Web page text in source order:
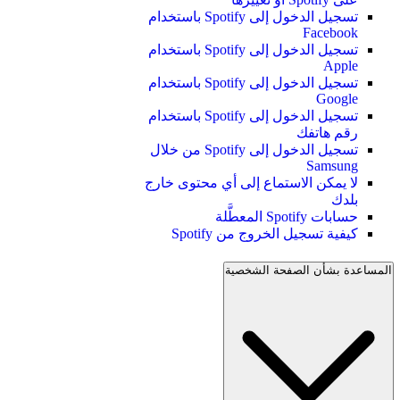
تسجيل الدخول إلى Spotify باستخدام
Facebook
تسجيل الدخول إلى Spotify باستخدام
Apple
تسجيل الدخول إلى Spotify باستخدام
Google
تسجيل الدخول إلى Spotify باستخدام
رقم هاتفك
تسجيل الدخول إلى Spotify من خلال
Samsung
لا يمكن الاستماع إلى أي محتوى خارج
بلدك
حسابات Spotify المعطَّلة
كيفية تسجيل الخروج من Spotify
المساعدة بشأن الصفحة الشخصية